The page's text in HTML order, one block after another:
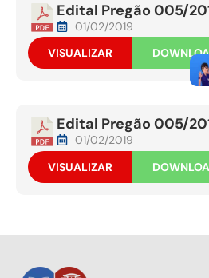
Edital Pregão 005/
01/02/2019
VISUALIZAR
Edital Pregão 005/
01/02/2019
VISUALIZAR